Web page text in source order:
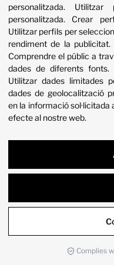
Quiero
personalitzada. Utilitzar
personalitzada. Crear
Utilitzar perfils per
rendiment de la publicitat.
Comprendre el públic a
dades de diferents fonts.
Utilitzar dades limitades
dades de geolocalització
en la informació
efecte al nostre web.
Complies
Política